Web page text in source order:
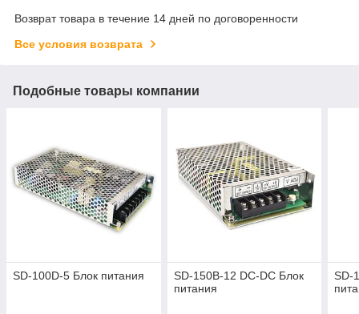
Возврат товара в течение 14 дней по договоренности
Все условия возврата
Подобные товары компании
SD-100D-5 Блок питания
SD-150B-12 DC-DC Блок
питания
SD-